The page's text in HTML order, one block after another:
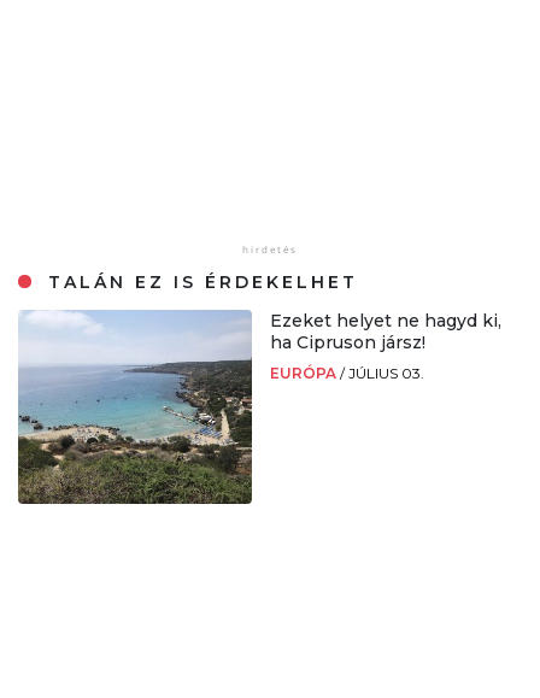
TALÁN EZ IS ÉRDEKELHET
Ezeket helyet ne hagyd ki,
ha Cipruson jársz!
EURÓPA /JÚLIUS 03.